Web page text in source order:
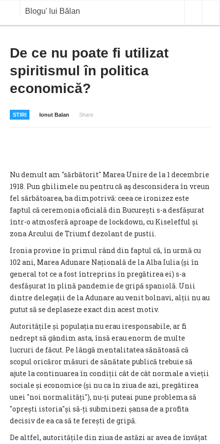
Blogu' lui Bălan
ANALIZE
BLOG IN DIALOG
De ce nu poate fi utilizat
spiritismul în politica
economică?
STIRI Ionut Balan Share
Nu demult am "sărbătorit" Marea Unire de la 1 decembrie
1918. Pun ghilimele nu pentru că aş desconsidera în vreun
fel sărbătoarea, ba dimpotrivă: ceea ce ironizez este
faptul că ceremonia oficială din București s-a desfășurat
într-o atmosferă aproape de lockdown, cu Kiselefful și
zona Arcului de Triumf dezolant de pustii.
Ironia provine în primul rând din faptul că, în urmă cu
102 ani, Marea Adunare Națională de la Alba Iulia (și în
general tot ce a fost întreprins în pregătirea ei) s-a
desfășurat în plină pandemie de gripă spaniolă. Unii
dintre delegații de la Adunare au venit bolnavi, alții nu au
putut să se deplaseze exact din acest motiv.
Autoritățile și populația nu erau iresponsabile, ar fi
nedrept să gândim asta, însă erau enorm de multe
lucruri de făcut. Pe lângă mentalitatea sănătoasă că
scopul oricăror măsuri de sănătate publică trebuie să
ajute la continuarea în condiții cât de cât normale a vieții
sociale și economice (și nu ca în ziua de azi, pregătirea
unei "noi normalități"), nu-ți puteai pune problema să
"oprești istoria"și să-ți subminezi șansa de a profita
decisiv de ea ca să te ferești de gripă.
De altfel, autoritățile din ziua de astăzi ar avea de învățat